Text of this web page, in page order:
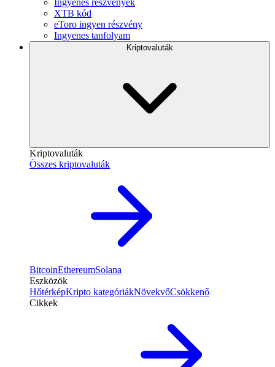
Ingyenes részvények
XTB kód
eToro ingyen részvény
Ingyenes tanfolyam
Kriptovaluták
Összes kriptovaluták
BitcoinEthereumSolana
Eszközök
HőtérképKripto kategóriákNövekvőCsökkenő
Cikkek